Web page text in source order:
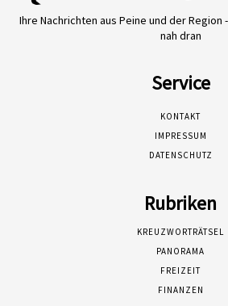
Ihre Nachrichten aus Peine und der
nah dran
Service
KONTAKT
IMPRESSUM
DATENSCHUTZ
Rubriken
KREUZWORTRÄTSEL
PANORAMA
FREIZEIT
FINANZEN